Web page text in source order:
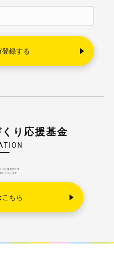
くり応援基金
り応援基金では
いしています
ちら